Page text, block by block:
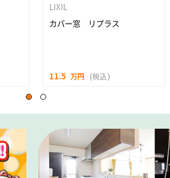
LIXIL
カバー窓 リプラス
11.5 万円 (税込)